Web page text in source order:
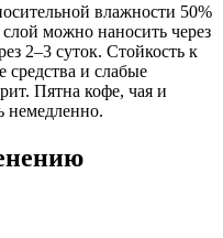
влажности 50%
можно наносить через
2–3 суток. Стойкость к
и слабые
Пятна кофе, чая и
немедленно.